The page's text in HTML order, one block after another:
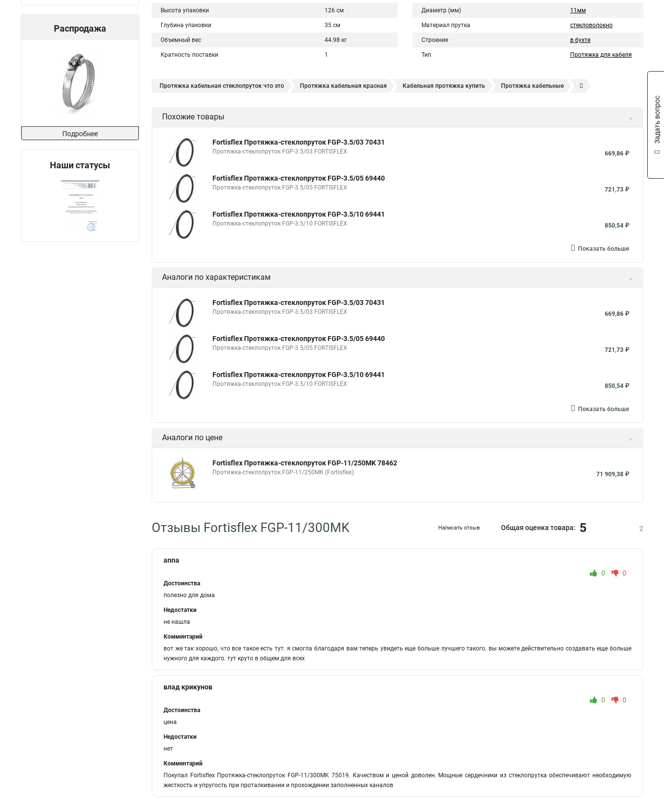
Распродажа
Подробнее
Наши статусы
Высота упаковки 126 см
Глубина упаковки 35 см
Объемный вес 44.98 кг
Кратность поставки 1
Диаметр (мм) 11мм
Материал прутка стекловолокно
Строение в бухте
Тип Протяжка для кабеля
Протяжка кабельная стеклопруток что это Протяжка кабельная красная Кабельная протяжка купить Протяжка кабельные
Протяжки кабельные Кабельная протяжка 5мм
Узк кабельная протяжка Что такое протяжка кабельная Протяжки кабельные узк
Похожие товары
Fortisflex Протяжка-стеклопруток FGP-3.5/03 70431
Протяжка-стеклопруток FGP-3.5/03 FORTISFLEX 669,86 ₽
Fortisflex Протяжка-стеклопруток FGP-3.5/05 69440
Протяжка-стеклопруток FGP-3.5/05 FORTISFLEX 721,73 ₽
Fortisflex Протяжка-стеклопруток FGP-3.5/10 69441
Протяжка-стеклопруток FGP-3.5/10 FORTISFLEX 850,54 ₽
Показать больше
Аналоги по характеристикам
Fortisflex Протяжка-стеклопруток FGP-3.5/03 70431
Протяжка-стеклопруток FGP-3.5/03 FORTISFLEX 669,86 ₽
Fortisflex Протяжка-стеклопруток FGP-3.5/05 69440
Протяжка-стеклопруток FGP-3.5/05 FORTISFLEX 721,73 ₽
Fortisflex Протяжка-стеклопруток FGP-3.5/10 69441
Протяжка-стеклопруток FGP-3.5/10 FORTISFLEX 850,54 ₽
Показать больше
Аналоги по цене
Fortisflex Протяжка-стеклопруток FGP-11/250MK 78462
Протяжка-стеклопруток FGP-11/250МК (Fortisflex) 71 909,38 ₽
Отзывы Fortisflex FGP-11/300MK Написать отзыв Общая оценка товара: 5 2
anna
0
0
Достоинства
полезно для дома
Недостатки
не нашла
Комментарий
вот же так хорошо, что все такое есть тут. я смогла благодаря вам теперь увидеть еще больше лучшего такого. вы можете действительно создавать еще больше
нужного для каждого. тут круто в общем для всех
влад крикунов
0
0
Достоинства
цена
Недостатки
нет
Комментарий
Покупал Fortisflex Протяжка-стеклопруток FGP-11/300MK 75019. Качеством и ценой доволен. Мощные сердечники из стеклопрутка обеспечивают необходимую
жесткость и упругость при проталкивании и прохождении заполненных каналов
Задать вопрос